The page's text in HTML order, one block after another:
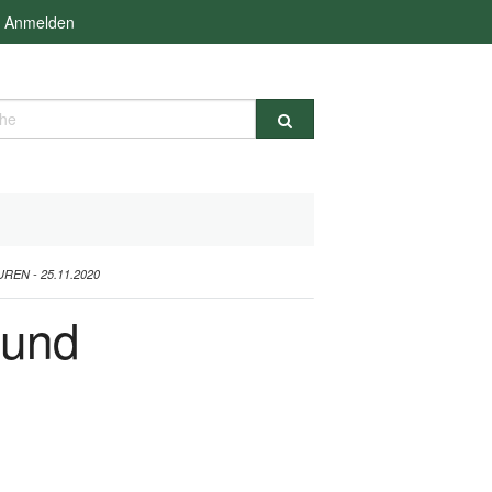
Anmelden
- 25.11.2020